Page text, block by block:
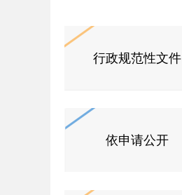
行政规范性文件
依申请公开